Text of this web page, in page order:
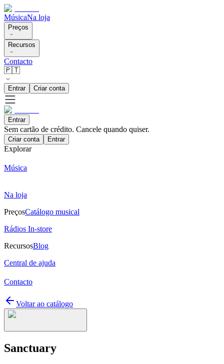
MúsicaNa loja
Preços
Recursos
Contacto
🇵🇹
Entrar Criar conta
Entrar
Sem cartão de crédito. Cancele quando quiser.
Criar conta Entrar
Explorar
Música
Na loja
PreçosCatálogo musical
Rádios In-store
RecursosBlog
Central de ajuda
Contacto
Voltar ao catálogo
Sanctuary